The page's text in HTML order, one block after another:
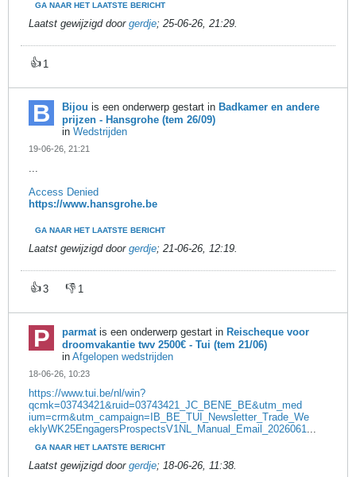
GA NAAR HET LAATSTE BERICHT
Laatst gewijzigd door gerdje; 25-06-26, 21:29.
👍 1
Bijou is een onderwerp gestart in Badkamer en andere
prijzen - Hansgrohe (tem 26/09)
in Wedstrijden
19-06-26, 21:21
...
Access Denied
https://www.hansgrohe.be
GA NAAR HET LAATSTE BERICHT
Laatst gewijzigd door gerdje; 21-06-26, 12:19.
👍3 👎 1
parmatis een onderwerp gestart in Reischeque voor
droomvakantie twv 2500€ - Tui (tem 21/06)
in Afgelopen wedstrijden
18-06-26, 10:23
https://www.tui.be/nl/win?
qcmk=03743421&ruid=03743421_JC_BENE_BE&utm_med
ium=crm&utm_campaign=IB_BE_TUI_Newsletter_Trade_We
eklyWK25EngagersProspectsV1NL_Manual_Email_2026061...
GA NAAR HET LAATSTE BERICHT
Laatst gewijzigd door gerdje; 18-06-26, 11:38.